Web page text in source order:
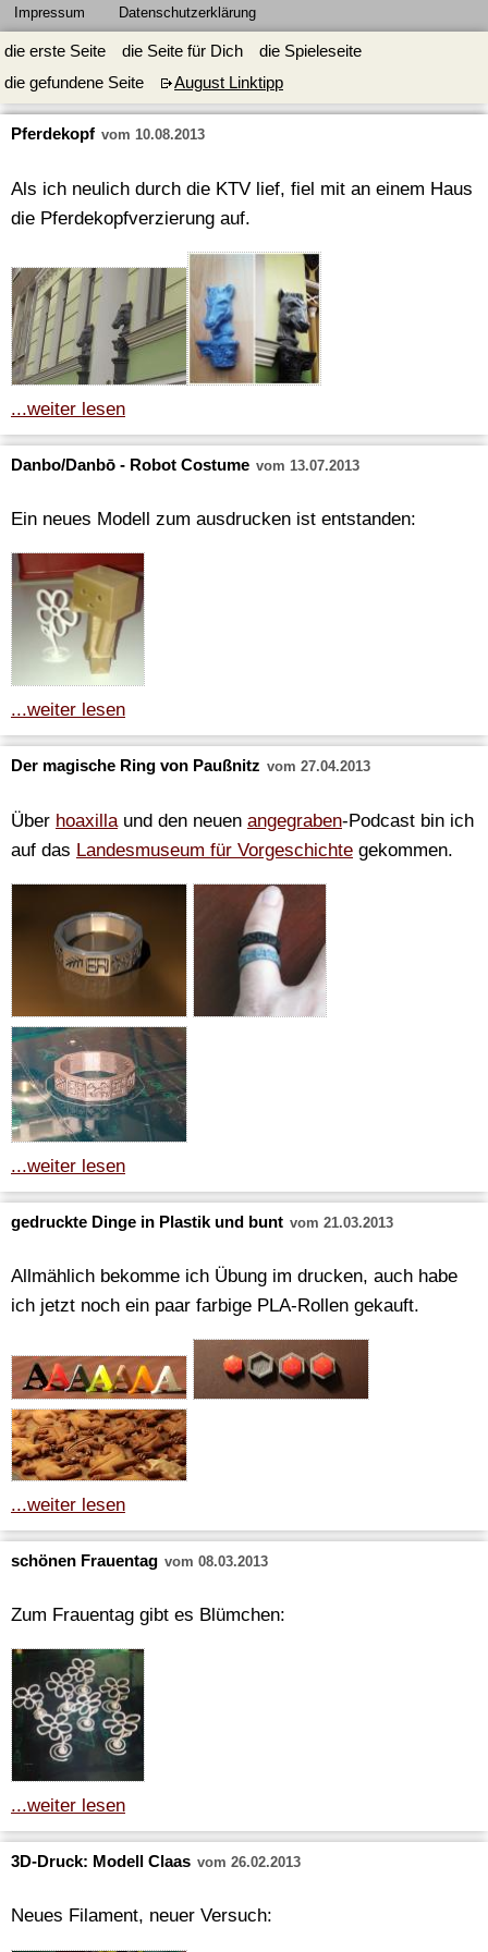
Impressum Datenschutzerklärung
die erste Seite die Seite für Dich
die Spieleseite
die gefundene Seite
August Linktipp
Pferdekopf vom 10.08.2013
Als ich neulich durch die KTV lief, fiel mit an einem Haus
die Pferdekopfverzierung auf.
...weiter lesen
Danbo/Danbō - Robot Costume vom 13.07.2013
Ein neues Modell zum ausdrucken ist entstanden:
...weiter lesen
Der magische Ring von Paußnitz vom 27.04.2013
Über hoaxilla und den neuen angegraben-Podcast bin ich
auf das Landesmuseum für Vorgeschichte gekommen.
...weiter lesen
gedruckte Dinge in Plastik und bunt vom 21.03.2013
Allmählich bekomme ich Übung im drucken, auch habe
ich jetzt noch ein paar farbige PLA-Rollen gekauft.
...weiter lesen
schönen Frauentag vom 08.03.2013
Zum Frauentag gibt es Blümchen:
...weiter lesen
3D-Druck: Modell Claas vom 26.02.2013
Neues Filament, neuer Versuch: